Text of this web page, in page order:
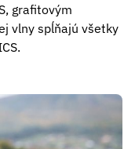
grafitovým
vlny spĺňajú všetky